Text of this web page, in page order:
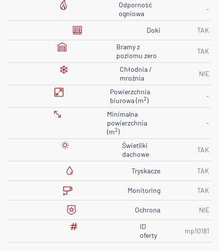
Odporność
ogniowa
-
Doki
TAK
Bramy z
poziomu zero
TAK
Chłodnia /
mroźnia
NIE
Powierzchnia
biurowa (m2)
-
Minimalna
powierzchnia
(m2)
-
Świetliki
dachowe
TAK
Tryskacze TAK
Monitoring TAK
Ochrona
NIE
ID
oferty
mp10181